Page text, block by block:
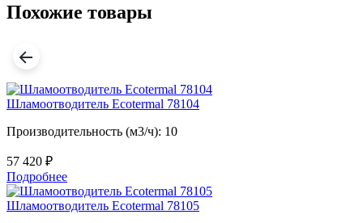
Похожие товары
Шламоотводитель Ecotermal 78104
Производительность (м3/ч): 10
57 420 ₽
Подробнее
Шламоотводитель Ecotermal 78105